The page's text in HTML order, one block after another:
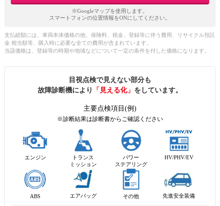
※Googleマップを使用します。
スマートフォンの位置情報をONにしてください。
支払総額には、車両本体価格の他、保険料、税金、登録等に伴う費用、リサイクル預託
金 相当額等、購入時に必要な全ての費用が含まれています。
当該価格は、登録等の時期や地域などについて一定の条件を付した価格になります。
目視点検で見えない部分も
故障診断機により
「見える化」 をしています。
主要点検項目(例)
※診断結果は診断書からご確認ください
エンジン
トランス
ミッション
パワー
ステアリング
HV/PHV/EV
ABS エアバッグ その他 先進安全装備